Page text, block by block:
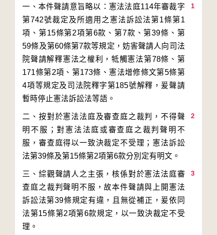
1
一、本件聲請意旨略以：憲法法庭114年審裁字
第742號裁定及所適用之憲法訴訟法第1條第1
項、第15條第2項第6款、第7款、第39條、第
59條及第60條第7款等規定，妨害聲請人向司法
院聲請解釋憲法之權利，牴觸憲法第78條、第
171條第2項、第173條、憲法增修條文第5條第
4項等規定及司法院釋字第185號解釋，爰聲請
2
二、按對於憲法法庭及審查庭之裁判，不得聲
明不服；對憲法法庭或審查庭之裁判聲明不
服，審查庭得以一致決裁定不受理；憲法訴訟
3
三、綜觀聲請人之主張，核係對於憲法法庭審
查庭之裁判聲明不服，故本件聲請與上開憲法
訴訟法第39條規定有違，且無從補正，爰依同
法第15條第2項第6款規定，以一致決裁定不受
理。